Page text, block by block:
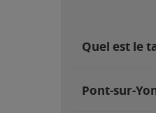
Quel est le
Pont-sur-